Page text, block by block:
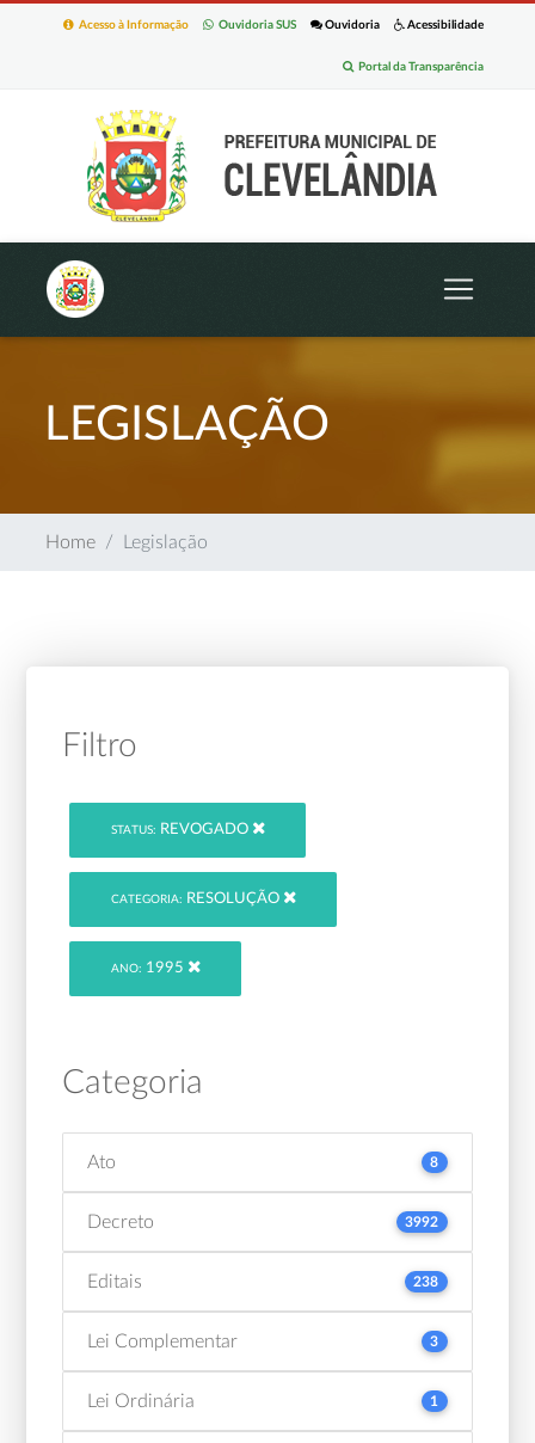
Acessibilidade
Ouvidoria
Ouvidoria SUS
Acesso à Informação
Portal da Transparência
LEGISLAÇÃO
Home Legislação
Filtro
STATUS: REVOGADO
CATEGORIA: RESOLUÇÃO
ANO: 1995
Categoria
Ato 8
Decreto 3992
Editais 238
Lei Complementar 3
Lei Ordinária 1